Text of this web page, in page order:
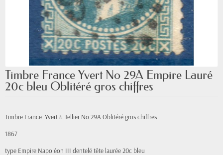
Timbre France Yvert No 29A Empire Lauré
20c bleu Oblitéré gros chiffres
Timbre France Yvert & TellierNo 29A Oblitéré gros chiffres
1867
type Empire Napoléon III dentelé tête laurée 20c bleu